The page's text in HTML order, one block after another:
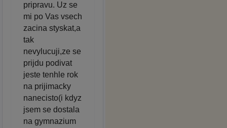
pripravu. Uz se
mi po Vas vsech
zacina styskat,a
tak
nevylucuji,ze se
prijdu podivat
jeste tenhle rok
na prijimacky
nanecisto(i kdyz
jsem se dostala
na gymnazium